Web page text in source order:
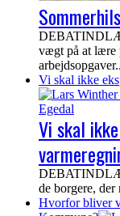
vægt på at lære
Vi skal ikke
Vi skal
de borgere,
Hvorfor bliver